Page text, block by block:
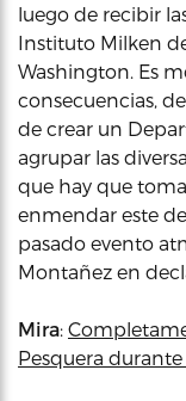
luego de recibir
Instituto Milken
Washington. Es
consecuencias,
de crear un
agrupar las
que hay que
enmendar este
pasado evento
Montañez en
Mira:
Pesquera durante